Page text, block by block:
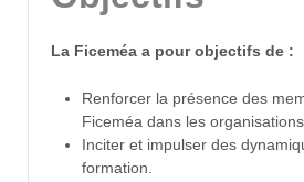
La Ficeméa a pour objectifs de :
Renforcer la présence des
Ficeméa dans les
Inciter et impulser des
formation.